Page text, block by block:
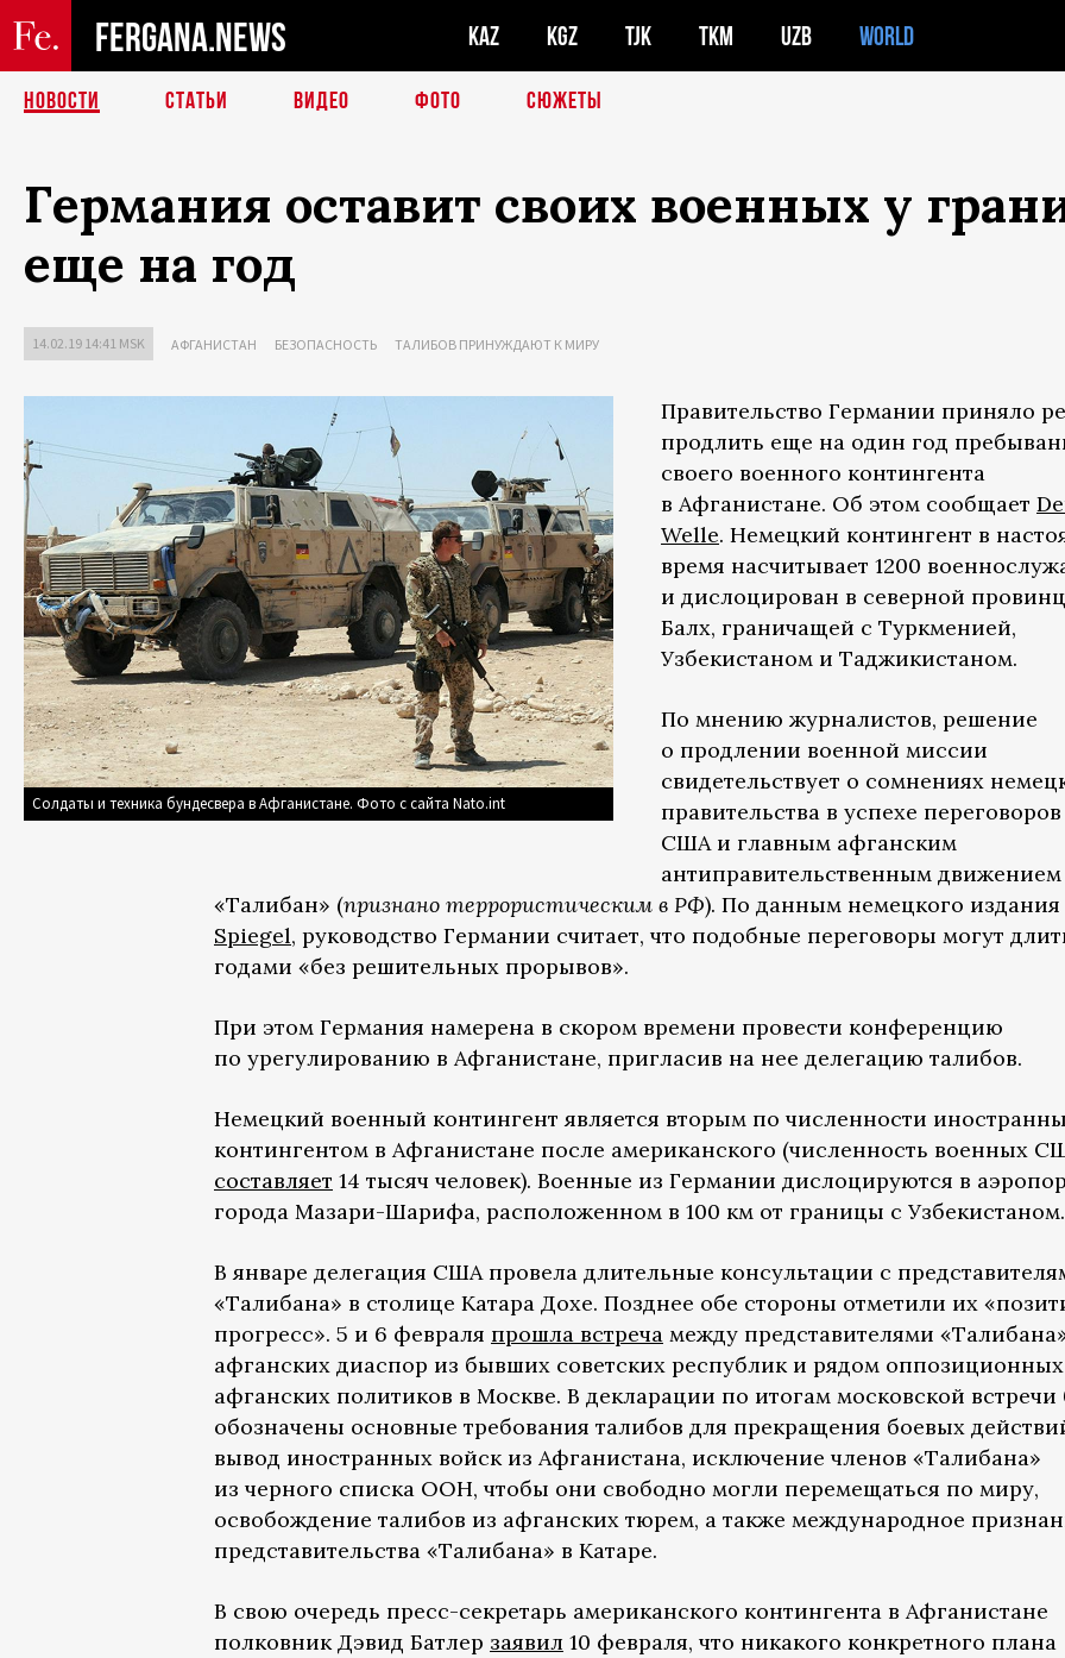
FERGANA.NEWS KAZ KGZ TJK TKM UZB WORLD
НОВОСТИ СТАТЬИ ВИДЕО ФОТО СЮЖЕТЫ
Германия оставит своих военных у
еще на год
14.02.19 14:41 MSK АФГАНИСТАН БЕЗОПАСНОСТЬ ТАЛИБОВ ПРИНУЖДАЮТ К МИРУ
Солдаты и техника бундесвера в Афганистане. Фото с сайта Nato.int
Правительство Германии приняло
продлить еще на один год
своего военного контингента
в Афганистане. Об этом сообщает
Welle. Немецкий контингент в
время насчитывает 1200
и дислоцирован в северной
Балх, граничащей с Туркменией,
Узбекистаном и Таджикистаном.
По мнению журналистов, решение
о продлении военной миссии
свидетельствует о сомнениях
правительства в успехе
США и главным афганским
антиправительственным движением
«Талибан» (признано террористическим в РФ). По данным немецкого издания
Spiegel, руководство Германии считает, что подобные переговоры могут
годами «без решительных прорывов».
При этом Германия намерена в скором времени провести конференцию
по урегулированию в Афганистане, пригласив на нее делегацию талибов.
Немецкий военный контингент является вторым по численности
контингентом в Афганистане после американского (численность военных
составляет 14 тысяч человек). Военные из Германии дислоцируются в
города Мазари-Шарифа, расположенном в 100 км от границы с Узбекистаном.
В январе делегация США провела длительные консультации с
«Талибана» в столице Катара Дохе. Позднее обе стороны отметили их
прогресс». 5 и 6 февраля прошла встреча между представителями
афганских диаспор из бывших советских республик и рядом оппозиционных
афганских политиков в Москве. В декларации по итогам московской
обозначены основные требования талибов для прекращения боевых
вывод иностранных войск из Афганистана, исключение членов «Талибана»
из черного списка ООН, чтобы они свободно могли перемещаться по миру,
освобождение талибов из афганских тюрем, а также международное
представительства «Талибана» в Катаре.
В свою очередь пресс-секретарь американского контингента в Афганистане
полковник Дэвид Батлер заявил 10 февраля, что никакого конкретного плана